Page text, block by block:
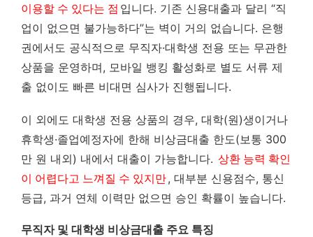
이용할 수 있다는 점 입니다. 기존 신용대출과 달리 “직
업이 없으면 불가능하다”는 벽이 거의 없습니다. 은행
권에서도 공식적으로 무직자·대학생 전용 또는 무관한
상품을 운영하며, 모바일 뱅킹 활성화로 별도 서류 제
출 없이도 빠른 비대면 심사가 진행됩니다.
이 외에도 대학생 전용 상품의 경우, 대학(원)생이거나
휴학생·졸업예정자에 한해 비상금대출 한도(보통 300
만 원 내외) 내에서 대출이 가능합니다. 상환 능력 확인
이 어렵다고 느껴질 수 있지만, 대부분 신용점수, 통신
등급, 과거 연체 이력만 없으면 승인 확률이 높습니다.
무직자 및 대학생 비상금대출 주요 특징